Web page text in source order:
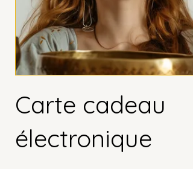
Carte cadeau
électronique